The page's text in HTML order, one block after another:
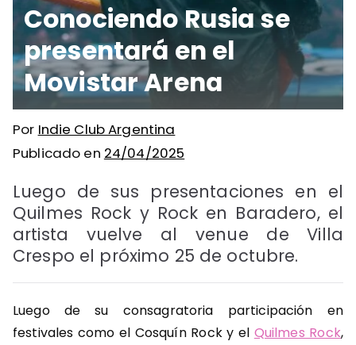
Conociendo Rusia se
presentará en el
Movistar Arena
Por Indie Club Argentina
Publicado en 24/04/2025
Luego de sus presentaciones en el
Quilmes Rock y Rock en Baradero, el
artista vuelve al venue de Villa
Crespo el próximo 25 de octubre.
Luego de su consagratoria participación en
festivales como el Cosquín Rock y el Quilmes Rock,